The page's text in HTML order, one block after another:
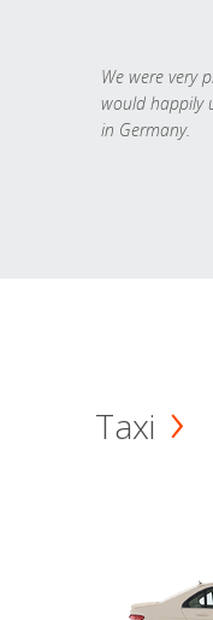
We were very
would happily
in Germany.
Taxi